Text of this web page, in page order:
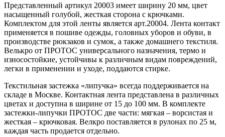
Представленный артикул 20003 имеет ширину 20 мм, цвет
насыщенный голубой, жесткая сторона с крючками.
Комплектом для этой ленты является арт.20004. Лента контакт
применяется в пошиве одежды, головных уборов и обуви, в
производстве рюкзаков и сумок, а также домашнего текстиля.
Велькро от ПРОТОС универсального назначения, термо и
износостойкие, устойчивы к различным видам повреждений,
легки в применении и уходе, поддаются стирке.
Текстильная застежка «липучка» всегда поддерживается на
складе в Москве. Контактная лента представлена в различных
цветах и доступна в ширине от 15 до 100 мм. В комплекте
застежки-липучки ПРОТОС две части: мягкая – ворсистая и
жесткая – крючковая. Велкро поставляется в рулонах по 25 м,
каждая часть продается отдельно.